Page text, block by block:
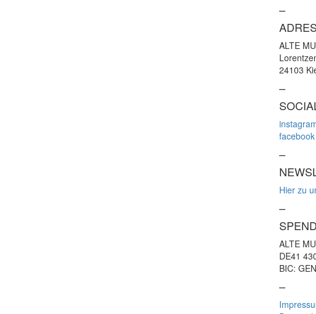
–
ALTE MU
24103
–
facebook
–
Hier zu
–
ALTE
DE41
BIC:
–